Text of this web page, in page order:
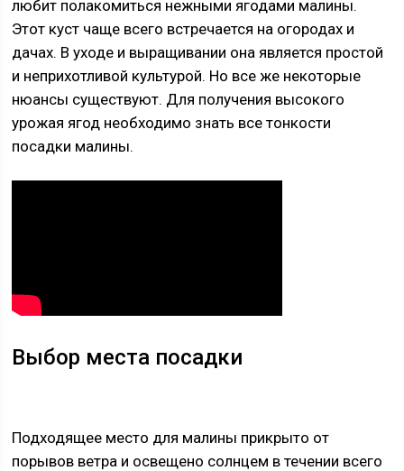
любит полакомиться нежными ягодами малины.
Этот куст чаще всего встречается на огородах и
дачах. В уходе и выращивании она является простой
и неприхотливой культурой. Но все же некоторые
нюансы существуют. Для получения высокого
урожая ягод необходимо знать все тонкости
посадки малины.
Выбор места посадки
Подходящее место для малины прикрыто от
порывов ветра и освещено солнцем в течении всего